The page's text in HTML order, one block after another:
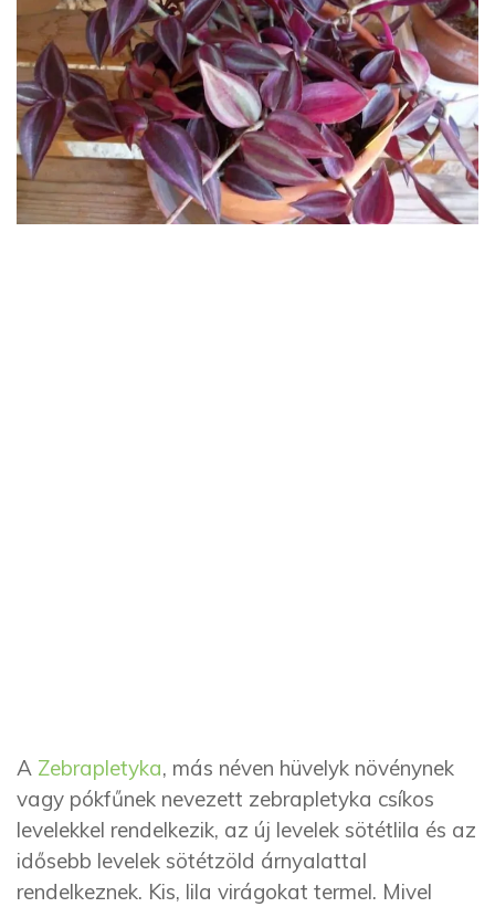
A Zebrapletyka, más néven hüvelyk növénynek
vagy pókfűnek nevezett zebrapletyka csíkos
levelekkel rendelkezik, az új levelek sötétlila és az
idősebb levelek sötétzöld árnyalattal
rendelkeznek. Kis, lila virágokat termel. Mivel